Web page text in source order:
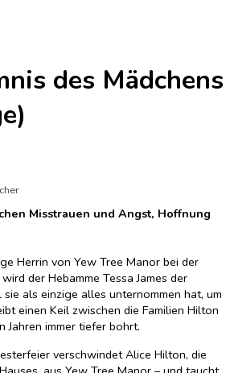
des Mädchens
Misstrauen und Angst, Hoffnung
Herrin von Yew Tree Manor bei der
der Hebamme Tessa James der
als einzige alles unternommen hat, um
einen Keil zwischen die Familien Hilton
Jahren immer tiefer bohrt.
verschwindet Alice Hilton, die